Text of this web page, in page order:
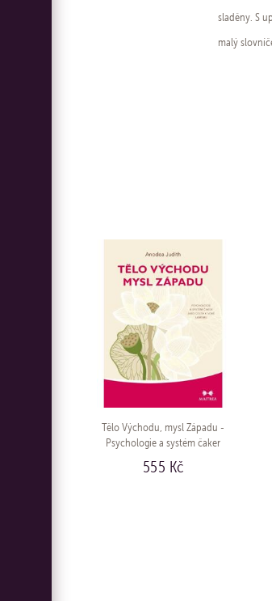
sladěny. S
malý
Tělo Východu, mysl Západu -
Psychologie a systém čaker
jako cesta k sobě samému
555 Kč